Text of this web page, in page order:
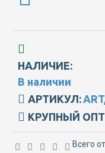
НАЛИЧИЕ:
В наличии
АРТИКУЛ:
КРУПНЫЙ
Всего